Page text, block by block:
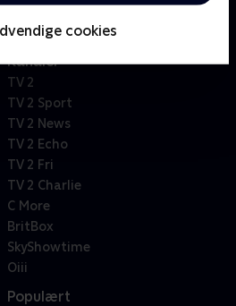
cookies
Kanaler
TV 2
TV 2 Sport
TV 2 News
TV 2 Echo
TV 2 Fri
TV 2 Charlie
C More
BritBox
SkyShowtime
Oiii
Populært